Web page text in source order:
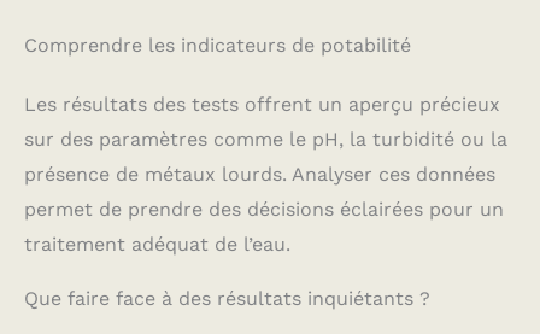
Comprendre les indicateurs de potabilité
Les résultats des tests offrent un aperçu précieux
sur des paramètres comme le pH, la turbidité ou la
présence de métaux lourds. Analyser ces données
permet de prendre des décisions éclairées pour un
traitement adéquat de l’eau.
Que faire face à des résultats inquiétants ?